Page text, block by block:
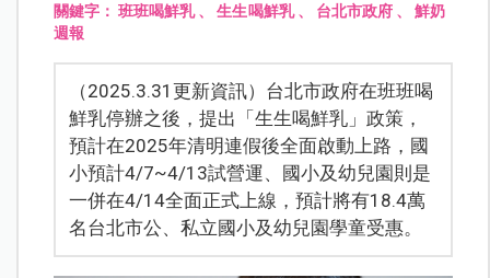
關鍵字：班班喝鮮乳、生生喝鮮乳、 台北市政府、 鮮奶
週報
（2025.3.31更新資訊）台北市政府在班班喝
鮮乳停辦之後，提出「生生喝鮮乳」政策，
預計在2025年清明連假後全面啟動上路，國
小預計4/7~4/13試營運、國小及幼兒園則是
一併在4/14全面正式上線，預計將有18.4萬
名台北市公、私立國小及幼兒園學童受惠。